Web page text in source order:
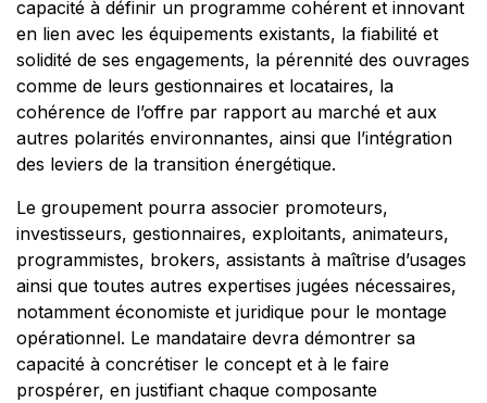
capacité à définir un programme cohérent et innovant
en lien avec les équipements existants, la fiabilité et
solidité de ses engagements, la pérennité des ouvrages
comme de leurs gestionnaires et locataires, la
cohérence de l’offre par rapport au marché et aux
autres polarités environnantes, ainsi que l’intégration
des leviers de la transition énergétique.
Le groupement pourra associer promoteurs,
investisseurs, gestionnaires, exploitants, animateurs,
programmistes, brokers, assistants à maîtrise d’usages
ainsi que toutes autres expertises jugées nécessaires,
notamment économiste et juridique pour le montage
opérationnel. Le mandataire devra démontrer sa
capacité à concrétiser le concept et à le faire
prospérer, en justifiant chaque composante